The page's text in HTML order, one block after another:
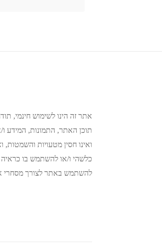
אתר זה הינו לשימוש חינמי,
תוכן האתר, התמונות, המידע
ואינו חסין מטעויות והשמטות,
כלשהי ו/או להשתמש בו
להשתמש באתר לצורך מסחרי